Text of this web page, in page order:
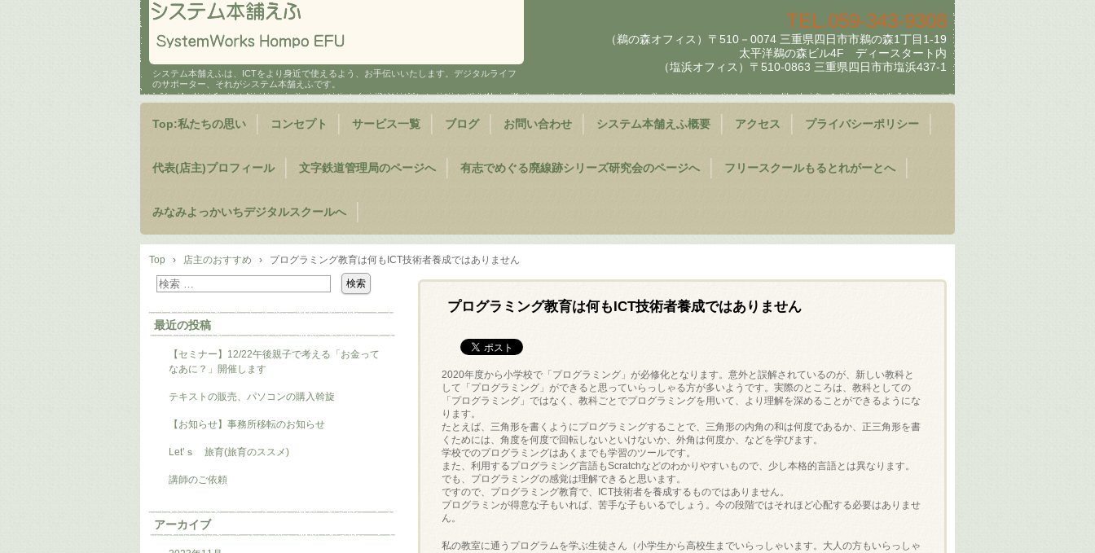
システム本舗えふは、ICTをより身近で使えるよう、お手伝いいたします。デジタルライフ
のサポーター、それがシステム本舗えふです。
TEL.059-343-9308
（鵜の森オフィス）〒510－0074 三重県四日市市鵜の森1丁目1-19
太平洋鵜の森ビル4F ディースタート内
（塩浜オフィス）〒510-0863 三重県四日市市塩浜437-1
Top:私たちの思い コンセプト サービス一覧 ブログ お問い合わせ システム本舗えふ概要 アクセス プライバシーポリシー
代表(店主)プロフィール 文字鉄道管理局のページへ 有志でめぐる廃線跡シリーズ研究会のページへ フリースクールもるとれがーとへ
みなみよっかいちデジタルスクールへ
Top › 店主のおすすめ › プログラミング教育は何もICT技術者養成ではありません
プログラミング教育は何もICT技術者養成ではありません
2020年度から小学校で「プログラミング」が必修化となります。意外と誤解されているのが、新しい教科と
して「プログラミング」ができると思っていらっしゃる方が多いようです。実際のところは、教科としての
「プログラミング」ではなく、教科ごとでプログラミングを用いて、より理解を深めることができるようにな
ります。
たとえば、三角形を書くようにプログラミングすることで、三角形の内角の和は何度であるか、正三角形を書
くためには、角度を何度で回転しないといけないか、外角は何度か、などを学びます。
学校でのプログラミングはあくまでも学習のツールです。
また、利用するプログラミング言語もScratchなどのわかりやすいもので、少し本格的言語とは異なります。
でも、プログラミングの感覚は理解できると思います。
ですので、プログラミング教育で、ICT技術者を養成するものではありません。
プログラミンが得意な子もいれば、苦手な子もいるでしょう。今の段階ではそれほど心配する必要はありませ
ん。
私の教室に通うプログラムを学ぶ生徒さん（小学生から高校生までいらっしゃいます。大人の方もいらっしゃ
最近の投稿
【セミナー】12/22午後親子で考える「お金って
なあに？」開催します
テキストの販売、パソコンの購入斡旋
【お知らせ】事務所移転のお知らせ
Let’ｓ 旅育(旅育のススメ)
講師のご依頼
アーカイブ